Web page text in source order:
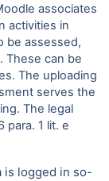
associates
activities in
be assessed,
These can be
The uploading
serves the
The legal
para. 1 lit. e
is logged in so-